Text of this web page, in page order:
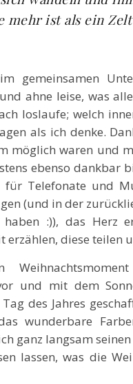
mehr ist als ein
gemeinsamen
ahne leise, was
loslaufe; welch
als ich denke.
möglich waren und
ebenso dankbar
für Telefonate und
(und in der
:)), das Herz
erzählen, diese teilen
und mit dem
des Jahres
wunderbare
ganz langsam
lassen, was die